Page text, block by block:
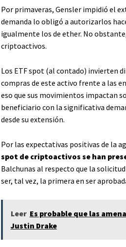
Por primaveras, Gensler impidió el
demanda lo obligó a autorizarlos
igualmente los de ether. No
criptoactivos.
Los ETF spot (al contado) invierten
compras de este activo frente a las
eso que sus movimientos impactan
beneficiario con la significativa
desde su extensión.
Por las expectativas positivas de la
spot de criptoactivos se han
Balchunas al respecto que la
ser, tal vez, la primera en ser
Leer Es probable que las
Justin Drake